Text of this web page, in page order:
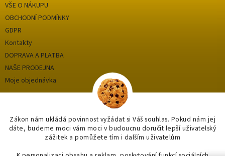
Zákon nám ukládá povinnost vyžádat si Váš souhlas. Pokud nám jej
dáte, budeme moci vám moci v budoucnu doručit lepší uživatelský
zážitek a pomůžete tím i dalším uživatelům
VŠE O NÁKUPU
OBCHODNÍ PODMÍNKY
GDPR
Kontakty
DOPRAVA A PLATBA
NAŠE PRODEJNA
Moje objednávka
Kategorie
OUTLET až -75%
OBKLADY A DLAŽBY